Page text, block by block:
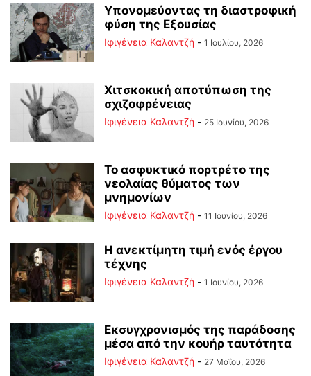
Υπονομεύοντας τη διαστροφική
φύση της Εξουσίας
Ιφιγένεια Καλαντζή - 1 Ιουλίου, 2026
Χιτσκοκική αποτύπωση της
σχιζοφρένειας
Ιφιγένεια Καλαντζή - 25 Ιουνίου, 2026
Το ασφυκτικό πορτρέτο της
νεολαίας θύματος των
μνημονίων
Ιφιγένεια Καλαντζή - 11 Ιουνίου, 2026
Η ανεκτίμητη τιμή ενός έργου
τέχνης
Ιφιγένεια Καλαντζή - 1 Ιουνίου, 2026
Εκσυγχρονισμός της παράδοσης
μέσα από την κουήρ ταυτότητα
Ιφιγένεια Καλαντζή - 27 Μαΐου, 2026